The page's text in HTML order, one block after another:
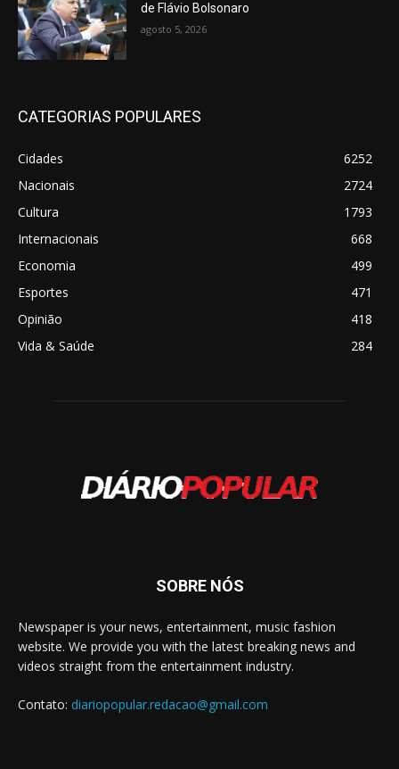
de Flávio Bolsonaro
agosto 5, 2026
CATEGORIAS POPULARES
Cidades
6252
Nacionais
2724
Cultura
1793
Internacionais
668
Economia
499
Esportes
471
Opinião
418
Vida & Saúde
284
SOBRE NÓS
Newspaper is your news, entertainment, music fashion
website. We provide you with the latest breaking news and
videos straight from the entertainment industry.
Contato: diariopopular.redacao@gmail.com